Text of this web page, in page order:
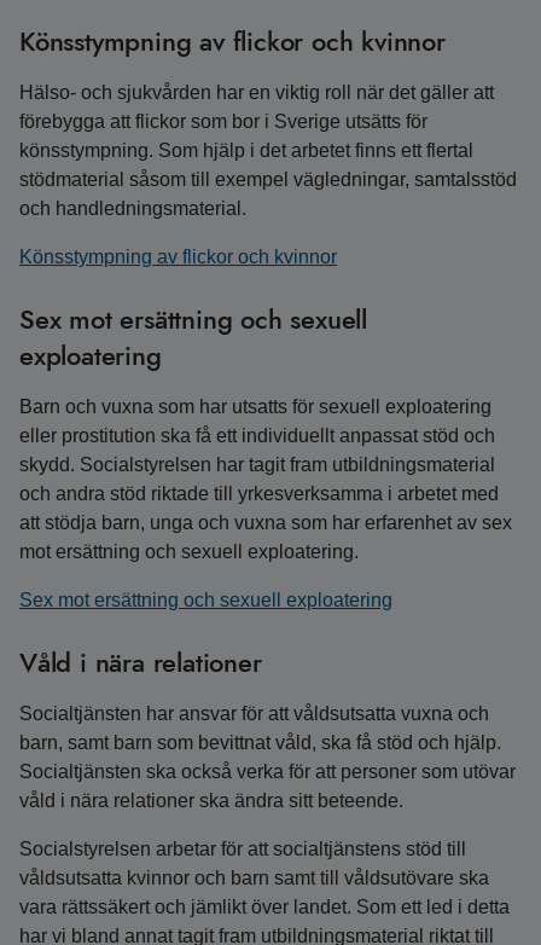
Könsstympning av flickor och kvinnor
Hälso- och sjukvården har en viktig roll när det gäller att
förebygga att flickor som bor i Sverige utsätts för
könsstympning. Som hjälp i det arbetet finns ett flertal
stödmaterial såsom till exempel vägledningar, samtalsstöd
och handledningsmaterial.
Könsstympning av flickor och kvinnor
Sex mot ersättning och sexuell
exploatering
Barn och vuxna som har utsatts för sexuell exploatering
eller prostitution ska få ett individuellt anpassat stöd och
skydd. Socialstyrelsen har tagit fram utbildningsmaterial
och andra stöd riktade till yrkesverksamma i arbetet med
att stödja barn, unga och vuxna som har erfarenhet av sex
mot ersättning och sexuell exploatering.
Sex mot ersättning och sexuell exploatering
Våld i nära relationer
Socialtjänsten har ansvar för att våldsutsatta vuxna och
barn, samt barn som bevittnat våld, ska få stöd och hjälp.
Socialtjänsten ska också verka för att personer som utövar
våld i nära relationer ska ändra sitt beteende.
Socialstyrelsen arbetar för att socialtjänstens stöd till
våldsutsatta kvinnor och barn samt till våldsutövare ska
vara rättssäkert och jämlikt över landet. Som ett led i detta
har vi bland annat tagit fram utbildningsmaterial riktat till